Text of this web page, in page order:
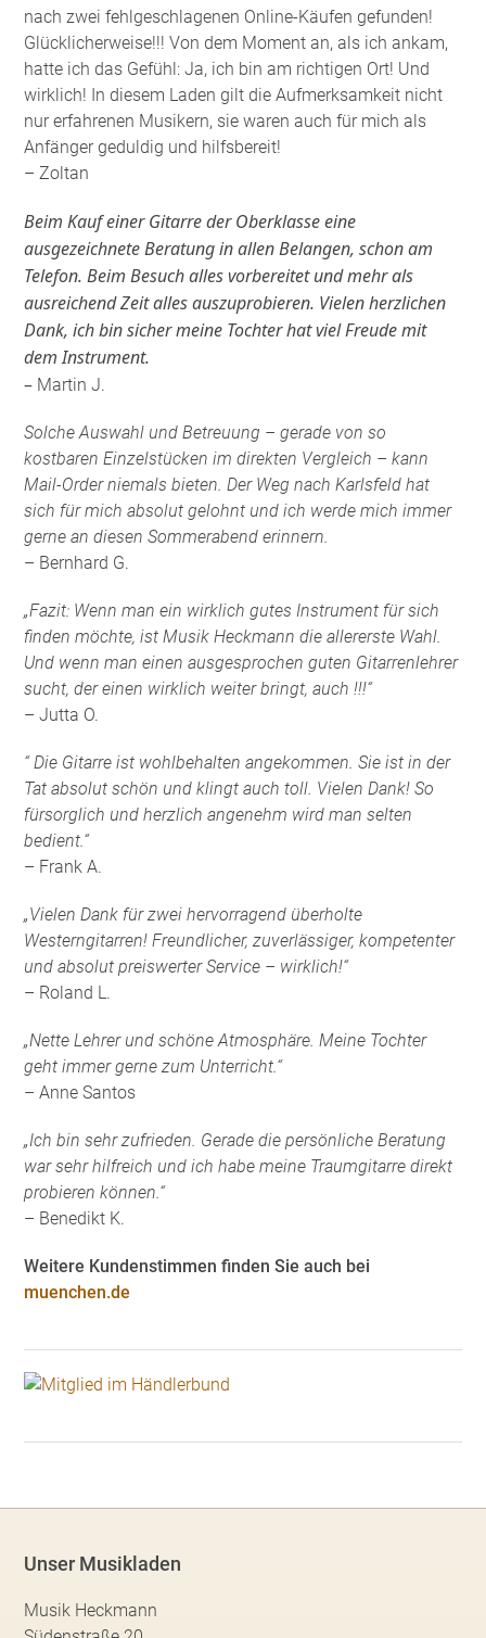
nach zwei fehlgeschlagenen Online-Käufen gefunden!
Glücklicherweise!!! Von dem Moment an, als ich ankam,
hatte ich das Gefühl: Ja, ich bin am richtigen Ort! Und
wirklich! In diesem Laden gilt die Aufmerksamkeit nicht
nur erfahrenen Musikern, sie waren auch für mich als
Anfänger geduldig und hilfsbereit!
– Zoltan
Beim Kauf einer Gitarre der Oberklasse eine
ausgezeichnete Beratung in allen Belangen, schon am
Telefon. Beim Besuch alles vorbereitet und mehr als
ausreichend Zeit alles auszuprobieren. Vielen herzlichen
Dank, ich bin sicher meine Tochter hat viel Freude mit
dem Instrument.
– Martin J.
Solche Auswahl und Betreuung – gerade von so
kostbaren Einzelstücken im direkten Vergleich – kann
Mail-Order niemals bieten. Der Weg nach Karlsfeld hat
sich für mich absolut gelohnt und ich werde mich immer
gerne an diesen Sommerabend erinnern.
– Bernhard G.
„Fazit: Wenn man ein wirklich gutes Instrument für sich
finden möchte, ist Musik Heckmann die allererste Wahl.
Und wenn man einen ausgesprochen guten Gitarrenlehrer
sucht, der einen wirklich weiter bringt, auch !!!“
– Jutta O.
“ Die Gitarre ist wohlbehalten angekommen. Sie ist in der
Tat absolut schön und klingt auch toll. Vielen Dank! So
fürsorglich und herzlich angenehm wird man selten
bedient.“
– Frank A.
„Vielen Dank für zwei hervorragend überholte
Westerngitarren! Freundlicher, zuverlässiger, kompetenter
und absolut preiswerter Service – wirklich!“
– Roland L.
„Nette Lehrer und schöne Atmosphäre. Meine Tochter
geht immer gerne zum Unterricht.“
– Anne Santos
„Ich bin sehr zufrieden. Gerade die persönliche Beratung
war sehr hilfreich und ich habe meine Traumgitarre direkt
probieren können.“
– Benedikt K.
Weitere Kundenstimmen finden Sie auch bei
muenchen.de
Unser Musikladen
Musik Heckmann